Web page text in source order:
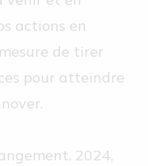
actions en
de tirer
pour atteindre
2024,